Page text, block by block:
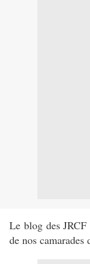
Le blog des
de nos camarades